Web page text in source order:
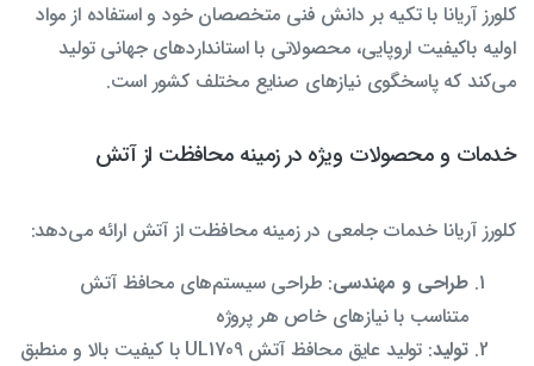
کلورز آریانا با تکیه بر دانش فنی متخصصان خود و استفاده از مواد
اولیه باکیفیت اروپایی، محصولاتی با استانداردهای جهانی تولید
می‌کند که پاسخگوی نیازهای صنایع مختلف کشور است.
خدمات و محصولات ویژه در زمینه محافظت از آتش
کلورز آریانا خدمات جامعی در زمینه محافظت از آتش ارائه می‌دهد:
طراحی و مهندسی: طراحی سیستم‌های محافظ آتش
متناسب با نیازهای خاص هر پروژه
تولید
: تولید عایق محافظ آتش UL1709 با کیفیت بالا و منطبق